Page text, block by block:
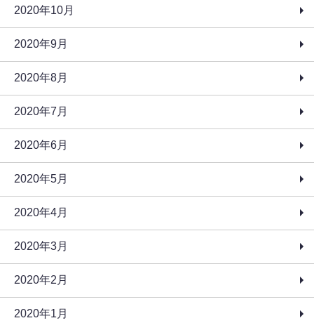
2020年10月
2020年9月
2020年8月
2020年7月
2020年6月
2020年5月
2020年4月
2020年3月
2020年2月
2020年1月